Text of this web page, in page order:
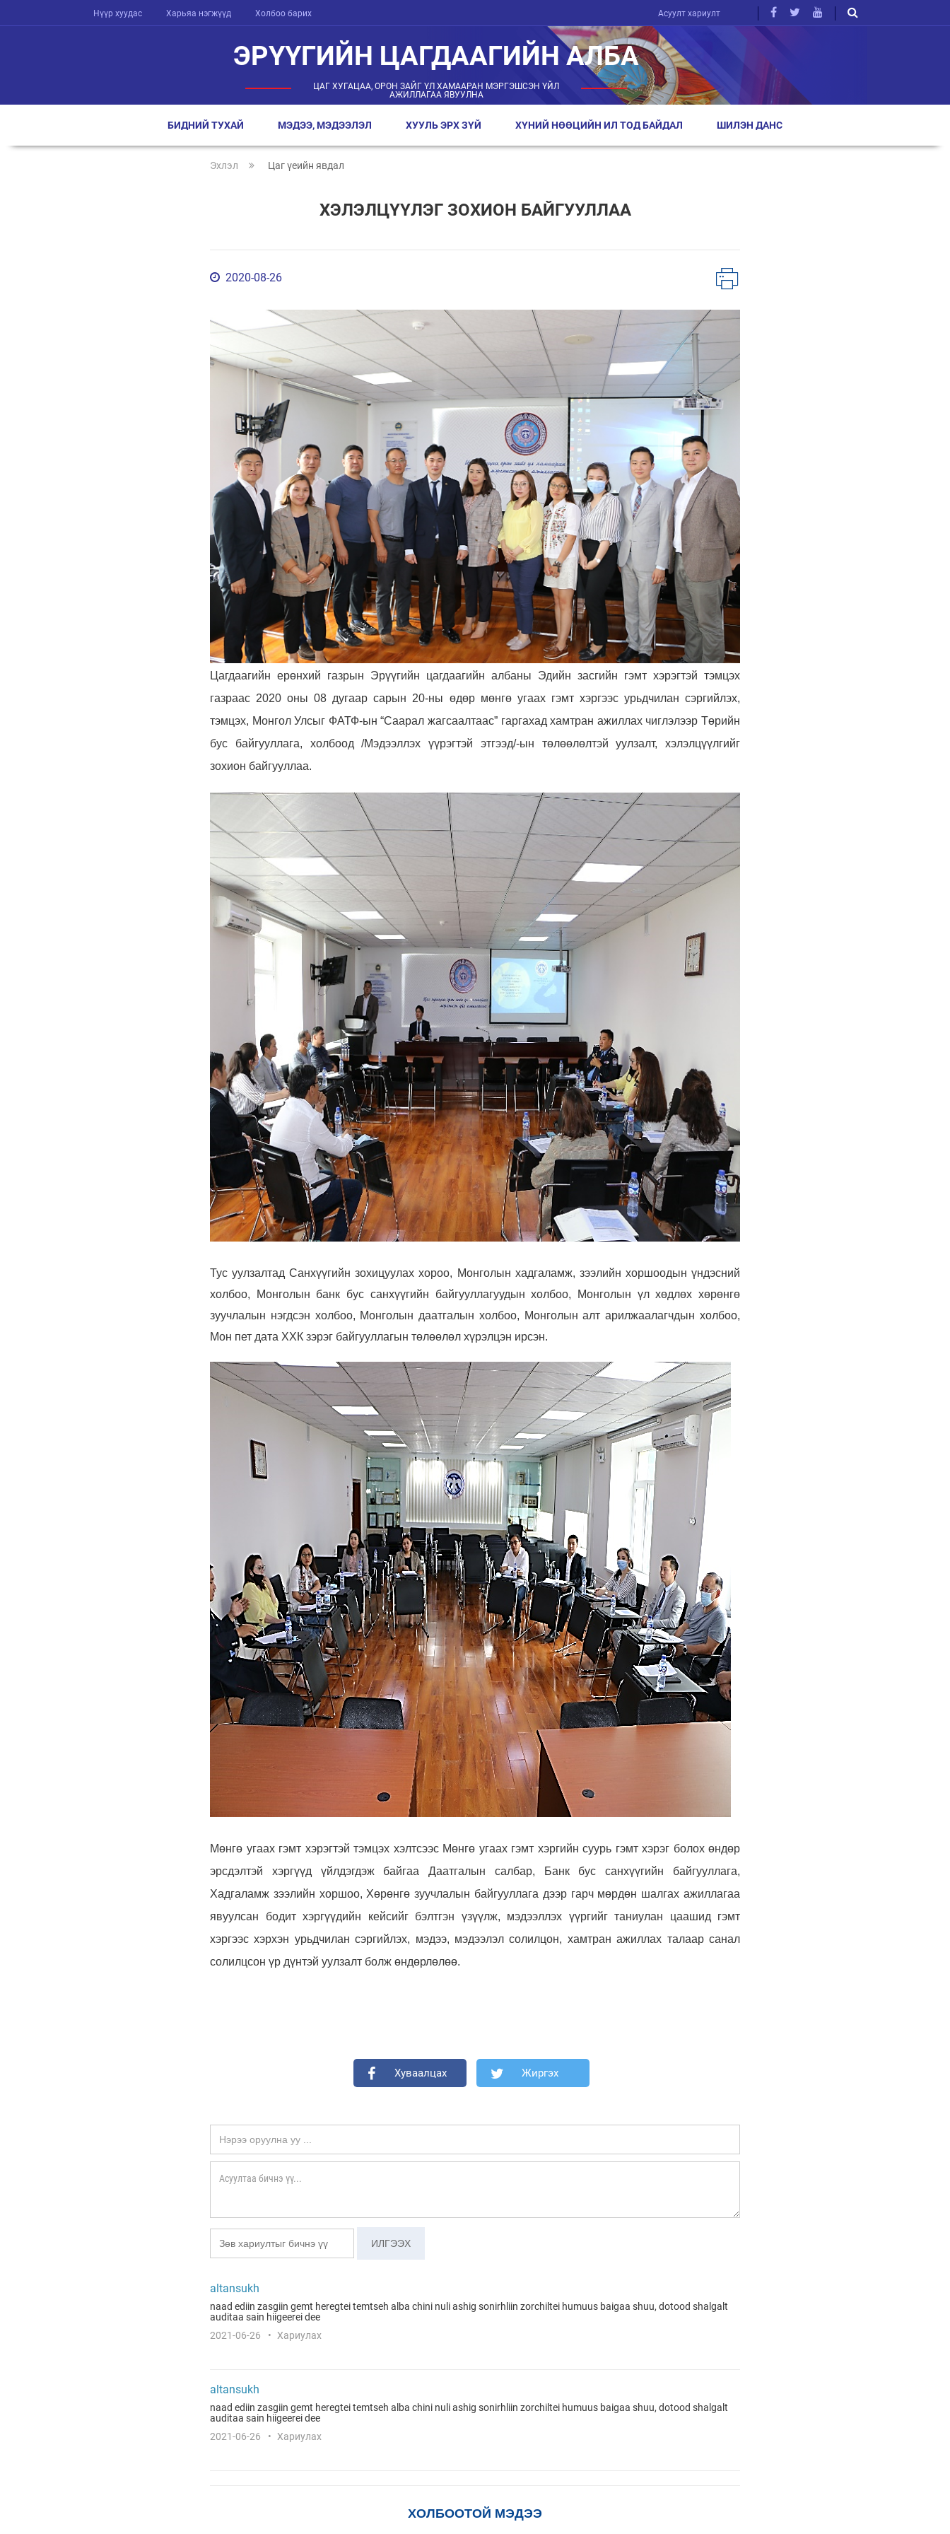
Нүүр хуудас Харьяа нэгжүүд Холбоо барих Асуулт хариулт
ЭРҮҮГИЙН ЦАГДААГИЙН АЛБА
ЦАГ ХУГАЦАА, ОРОН ЗАЙГ ҮЛ ХАМААРАН МЭРГЭШСЭН ҮЙЛ
АЖИЛЛАГАА ЯВУУЛНА
БИДНИЙ ТУХАЙ МЭДЭЭ, МЭДЭЭЛЭЛ ХУУЛЬ ЭРХ ЗҮЙ ХҮНИЙ НӨӨЦИЙН ИЛ ТОД БАЙДАЛ ШИЛЭН ДАНС
Эхлэл Цаг үеийн явдал
ХЭЛЭЛЦҮҮЛЭГ ЗОХИОН БАЙГУУЛЛАА
2020-08-26
Цагдаагийн ерөнхий газрын Эрүүгийн цагдаагийн албаны Эдийн засгийн гэмт хэрэгтэй тэмцэх
газраас 2020 оны 08 дугаар сарын 20-ны өдөр мөнгө угаах гэмт хэргээс урьдчилан сэргийлэх,
тэмцэх, Монгол Улсыг ФАТФ-ын “Саарал жагсаалтаас” гаргахад хамтран ажиллах чиглэлээр Төрийн
бус байгууллага, холбоод /Мэдээллэх үүрэгтэй этгээд/-ын төлөөлөлтэй уулзалт, хэлэлцүүлгийг
зохион байгууллаа.
Тус уулзалтад Санхүүгийн зохицуулах хороо, Монголын хадгаламж, зээлийн хоршоодын үндэсний
холбоо, Монголын банк бус санхүүгийн байгууллагуудын холбоо, Монголын үл хөдлөх хөрөнгө
зуучлалын нэгдсэн холбоо, Монголын даатгалын холбоо, Монголын алт арилжаалагчдын холбоо,
Мон пет дата ХХК зэрэг байгууллагын төлөөлөл хүрэлцэн ирсэн.
Мөнгө угаах гэмт хэрэгтэй тэмцэх хэлтсээс Мөнгө угаах гэмт хэргийн суурь гэмт хэрэг болох өндөр
эрсдэлтэй хэргүүд үйлдэгдэж байгаа Даатгалын салбар, Банк бус санхүүгийн байгууллага,
Хадгаламж зээлийн хоршоо, Хөрөнгө зуучлалын байгууллага дээр гарч мөрдөн шалгах ажиллагаа
явуулсан бодит хэргүүдийн кейсийг бэлтгэн үзүүлж, мэдээллэх үүргийг таниулан цаашид гэмт
хэргээс хэрхэн урьдчилан сэргийлэх, мэдээ, мэдээлэл солилцон, хамтран ажиллах талаар санал
солилцсон үр дүнтэй уулзалт болж өндөрлөлөө.
Хуваалцах Жиргэх
altansukh
naad ediin zasgiin gemt heregtei temtseh alba chini nuli ashig sonirhliin zorchiltei humuus baigaa shuu, dotood shalgalt
auditaa sain hiigeerei dee
2021-06-26
Хариулах
altansukh
naad ediin zasgiin gemt heregtei temtseh alba chini nuli ashig sonirhliin zorchiltei humuus baigaa shuu, dotood shalgalt
auditaa sain hiigeerei dee
2021-06-26
Хариулах
ХОЛБООТОЙ МЭДЭЭ
Мэдээллийн ил тод байдал
Удирдлагын шийдвэрийн ил тод байдал
Авлигын эсрэг үйл ажиллагаа
Үйл ажиллагааны ил тод байдал
Өргөдөл, гомдлын мэдээ
Иргэдийг хүлээн авах хуваарь
Ажил үүргийн чиглэл, утасны дугаар